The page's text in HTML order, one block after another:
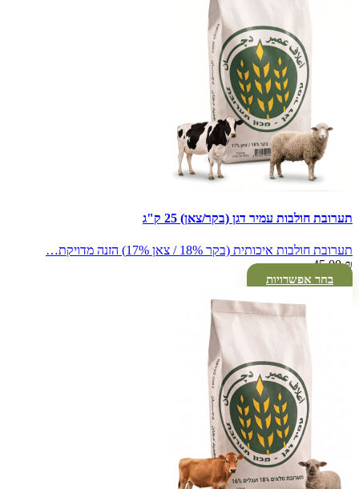
תערובת חולבות עמיר דגן (בקר/צאן) 25 ק"ג
תערובת חולבות איכותית (בקר 18% / צאן 17%) הזנה מדויקת…
45.00₪
בחר אפשרויות